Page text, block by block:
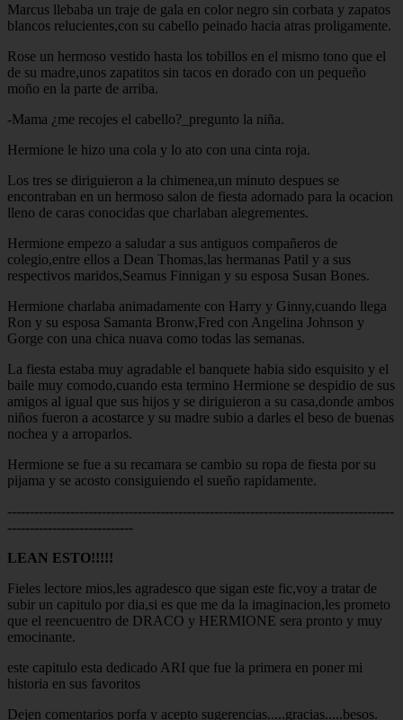
Marcus llebaba un traje de gala en color negro sin corbata y zapatos
blancos relucientes,con su cabello peinado hacia atras proligamente.
Rose un hermoso vestido hasta los tobillos en el mismo tono que el
de su madre,unos zapatitos sin tacos en dorado con un pequeño
moño en la parte de arriba.
-Mama ¿me recojes el cabello?_pregunto la niña.
Hermione le hizo una cola y lo ato con una cinta roja.
Los tres se diriguieron a la chimenea,un minuto despues se
encontraban en un hermoso salon de fiesta adornado para la ocacion
lleno de caras conocidas que charlaban alegrementes.
Hermione empezo a saludar a sus antiguos compañeros de
colegio,entre ellos a Dean Thomas,las hermanas Patil y a sus
respectivos maridos,Seamus Finnigan y su esposa Susan Bones.
Hermione charlaba animadamente con Harry y Ginny,cuando llega
Ron y su esposa Samanta Bronw,Fred con Angelina Johnson y
Gorge con una chica nuava como todas las semanas.
La fiesta estaba muy agradable el banquete habia sido esquisito y el
baile muy comodo,cuando esta termino Hermione se despidio de sus
amigos al igual que sus hijos y se diriguieron a su casa,donde ambos
niños fueron a acostarce y su madre subio a darles el beso de buenas
nochea y a arroparlos.
Hermione se fue a su recamara se cambio su ropa de fiesta por su
pijama y se acosto consiguiendo el sueño rapidamente.
--------------------------------------------------------------------------------------
----------------------------
LEAN ESTO!!!!!
Fieles lectore mios,les agradesco que sigan este fic,voy a tratar de
subir un capitulo por dia,si es que me da la imaginacion,les prometo
que el reencuentro de DRACO y HERMIONE sera pronto y muy
emocinante.
este capitulo esta dedicado ARI que fue la primera en poner mi
historia en sus favoritos
Dejen comentarios porfa y acepto sugerencias.....gracias.....besos.